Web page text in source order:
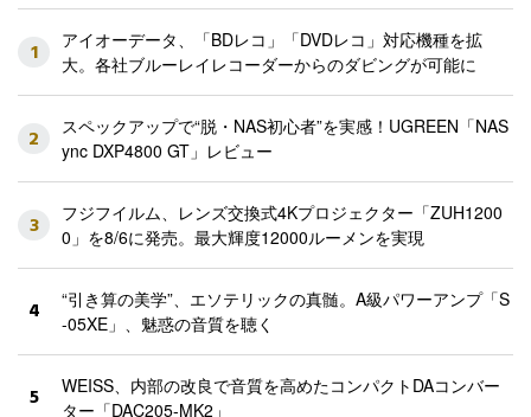
1
アイオーデータ、「BDレコ」「DVDレコ」対応機種を拡
大。各社ブルーレイレコーダーからのダビングが可能に
2
スペックアップで“脱・NAS初心者”を実感！UGREEN「NAS
ync DXP4800 GT」レビュー
3
フジフイルム、レンズ交換式4Kプロジェクター「ZUH1200
0」を8/6に発売。最大輝度12000ルーメンを実現
4
“引き算の美学”、エソテリックの真髄。A級パワーアンプ「S
-05XE」、魅惑の音質を聴く
5
WEISS、内部の改良で音質を高めたコンパクトDAコンバー
ター「DAC205-MK2」